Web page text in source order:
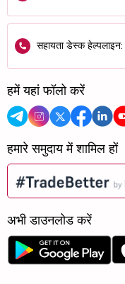
सहायता डेस्क हेल्पलाइन:
हमें यहां फॉलो करें
हमारे समुदाय में शामिल हों
अभी डाउनलोड करें